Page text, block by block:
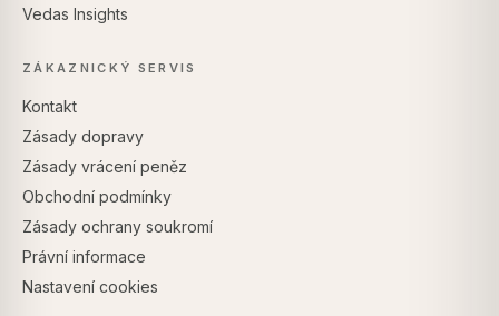
Vedas Insights
ZÁKAZNICKÝ SERVIS
Kontakt
Zásady dopravy
Zásady vrácení peněz
Obchodní podmínky
Zásady ochrany soukromí
Právní informace
Nastavení cookies